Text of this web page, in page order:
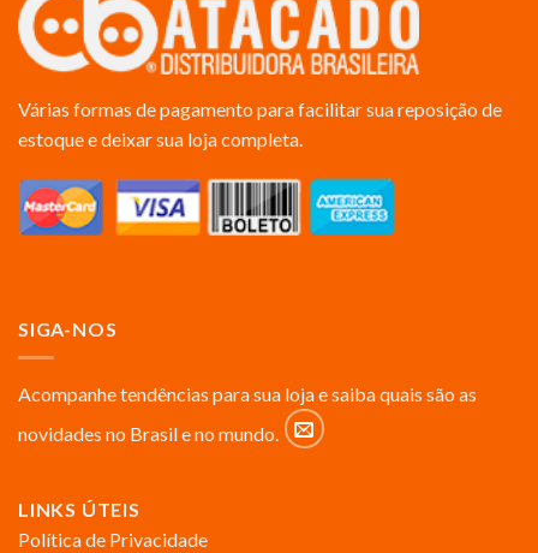
Várias formas de pagamento para facilitar sua reposição de
estoque e deixar sua loja completa.
SIGA-NOS
Acompanhe tendências para sua loja e saiba quais são as
novidades no Brasil e no mundo.
LINKS ÚTEIS
Política de Privacidade